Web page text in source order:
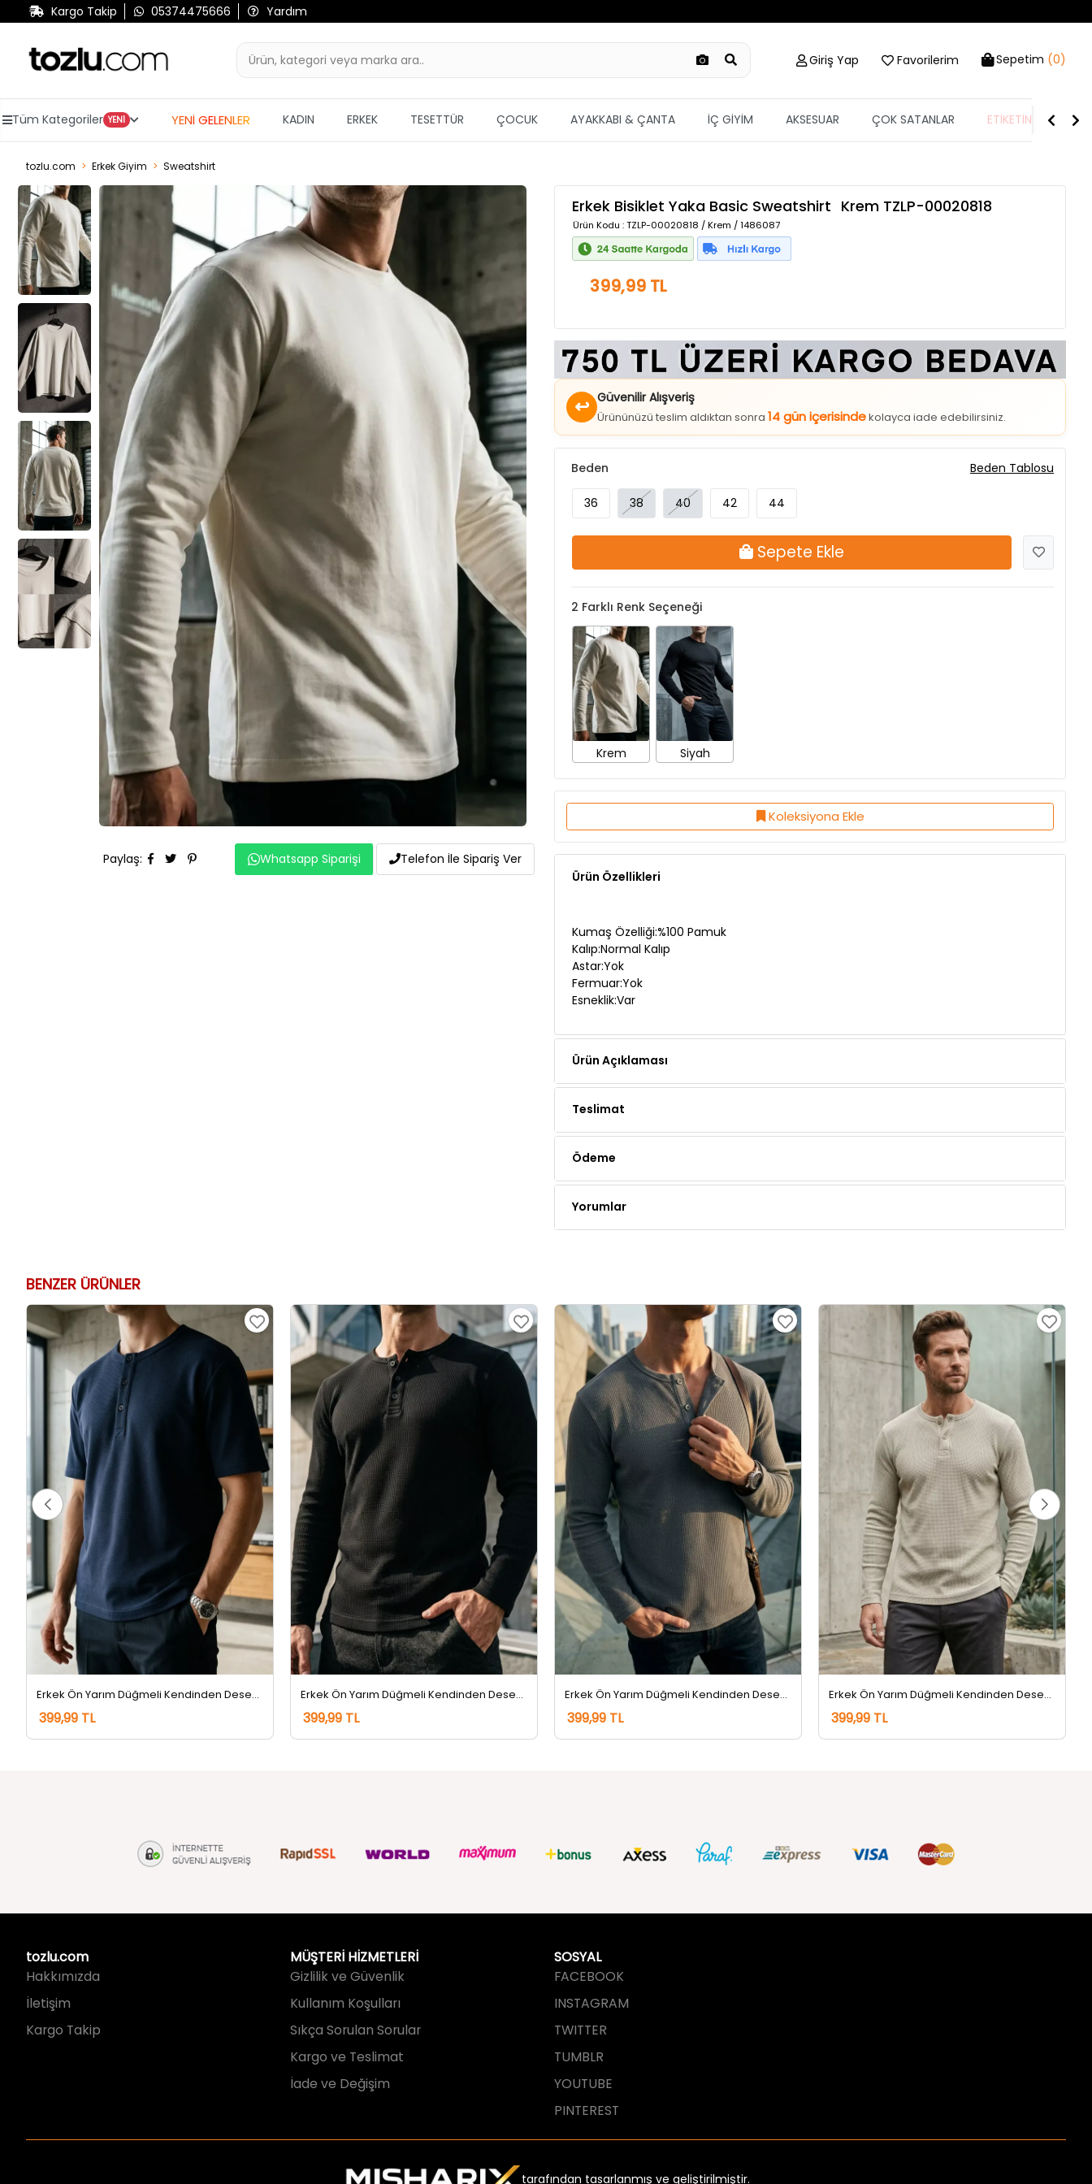
Kargo Takip 05374475666 Yardım
Giriş Yap Favorilerim Sepetim (0)
Tüm Kategoriler YENİ YENİ GELENLER KADIN ERKEK TESETTÜR ÇOCUK AYAKKABI & ÇANTA İÇ GİYİM AKSESUAR ÇOK SATANLAR ETİKETİN YARISI
tozlu.com Erkek Giyim Sweatshirt
Paylaş: Whatsapp Siparişi Telefon İle Sipariş Ver
Erkek Bisiklet Yaka Basic Sweatshirt Krem TZLP-00020818
Ürün Kodu : TZLP-00020818 / Krem / 1486087
399,99 TL
↩ Güvenilir Alışveriş
Ürününüzü teslim aldıktan sonra14 gün içerisindekolayca iade edebilirsiniz.
36
Sepete Ekle
2Farklı Renk Seçeneği
Krem Siyah
Koleksiyona Ekle
Ürün Özellikleri
Astar:Yok
Fermuar:Yok
Esneklik:Var
Teslimat
399,99 TL
Erkek Ön Yarım Düğmeli Kendinden Desenli Sweatshirt Siyah
399,99 TL
Erkek Ön Yarım Düğmeli Kendinden Desenli Sweatshirt Füme
399,99 TL
Erkek Ön Yarım Düğmeli Kendinden Desenli Sweatshirt Taş
399,99 TL
tozlu.com
İletişim
Kargo Takip
MÜŞTERİ HİZMETLERİ
Kullanım Koşulları
SOSYAL
INSTAGRAM
tarafından tasarlanmış ve geliştirilmiştir.